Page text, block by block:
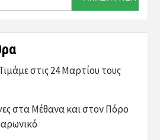
στις 24 Μαρτίου τους
στα Μέθανα και στον Πόρο